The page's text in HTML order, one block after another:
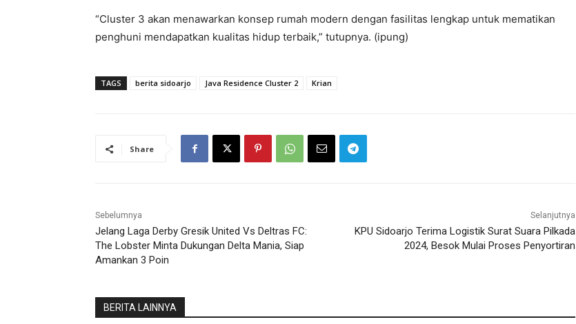
“Cluster 3 akan menawarkan konsep rumah modern dengan fasilitas lengkap untuk mematikan
penghuni mendapatkan kualitas hidup terbaik,” tutupnya. (ipung)
TAGS berita sidoarjo Java Residence Cluster 2 Krian
Share
Sebelumnya
Jelang Laga Derby Gresik United Vs Deltras FC:
The Lobster Minta Dukungan Delta Mania, Siap
Amankan 3 Poin
Selanjutnya
KPU Sidoarjo Terima Logistik Surat Suara Pilkada
2024, Besok Mulai Proses Penyortiran
BERITA LAINNYA